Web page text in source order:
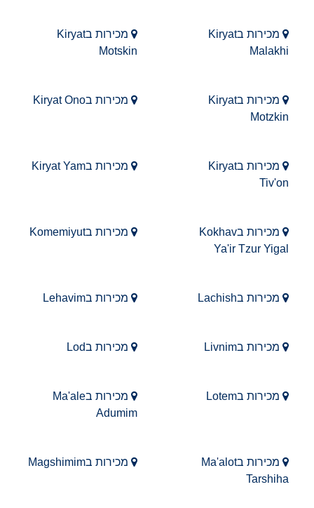
מכירות בKiryat
Malakhi
מכירות בKiryat
Motskin
מכירות בKiryat
Motzkin
מכירות בKiryat Ono
מכירות בKiryat
Tiv'on
מכירות בKiryat Yam
מכירות בKokhav
Ya'ir Tzur Yigal
מכירות בKomemiyut
מכירות בLachish מכירות בLehavim
מכירות בLivnim מכירות בLod
מכירות בLotem
מכירות בMa'ale
Adumim
מכירות בMa'alot
Tarshiha
מכירות בMagshimim